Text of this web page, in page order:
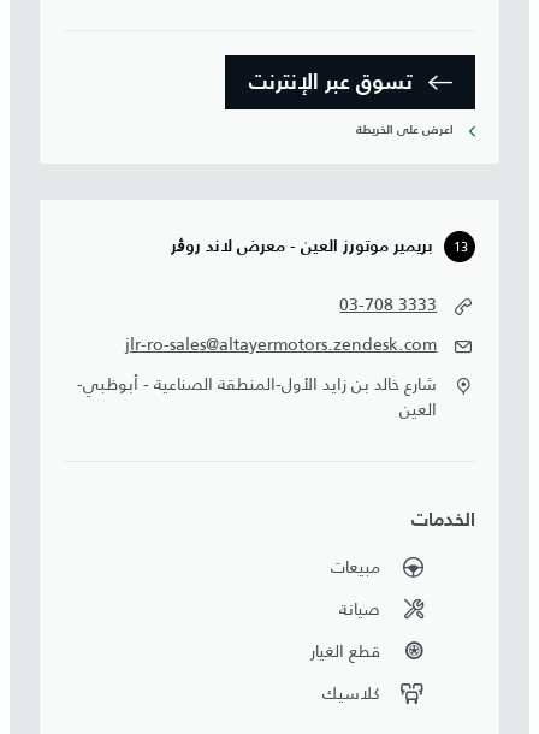
تسوق عبر الإنترنت
اعرض على الخريطة
13 بريمير موتورز العين - معرض لاند روڨر
03-708 3333
jlr-ro-sales@altayermotors.zendesk.com
شارع خالد بن زايد الأول-المنطقة الصناعية - أبوظبي-
العين
الخدمات
مبيعات
صيانة
قطع الغيار
كلاسيك